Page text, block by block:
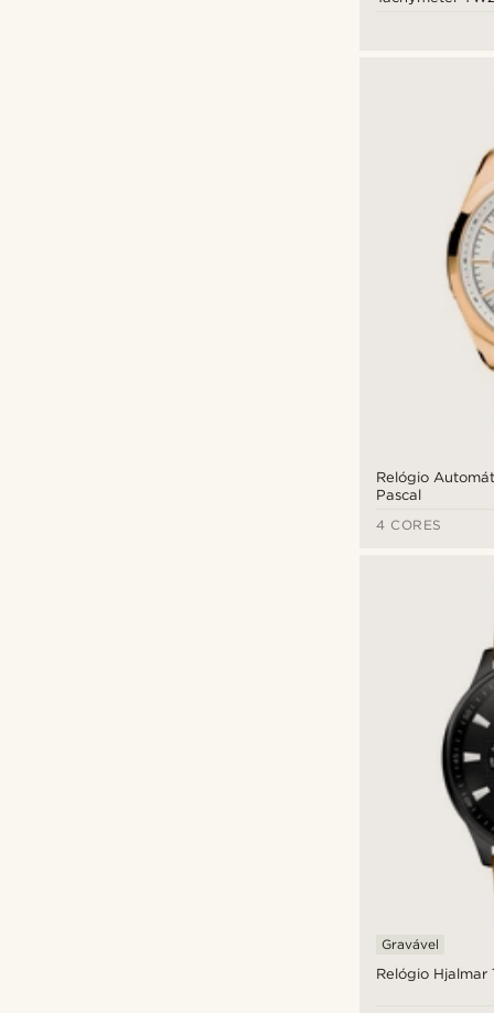
Relógio
Pascal
4 CORES
Relógio Hjalmar
Gravável